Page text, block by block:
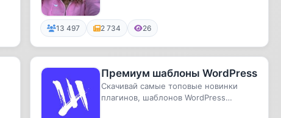
13 497 2 734 26
Премиум шаблоны WordPress
Скачивай самые топовые новинки
плагинов, шаблонов WordPress